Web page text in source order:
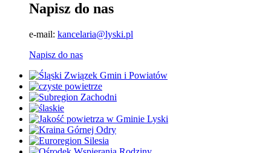
Napisz do nas
e-mail: kancelaria@lyski.pl
Napisz do nas